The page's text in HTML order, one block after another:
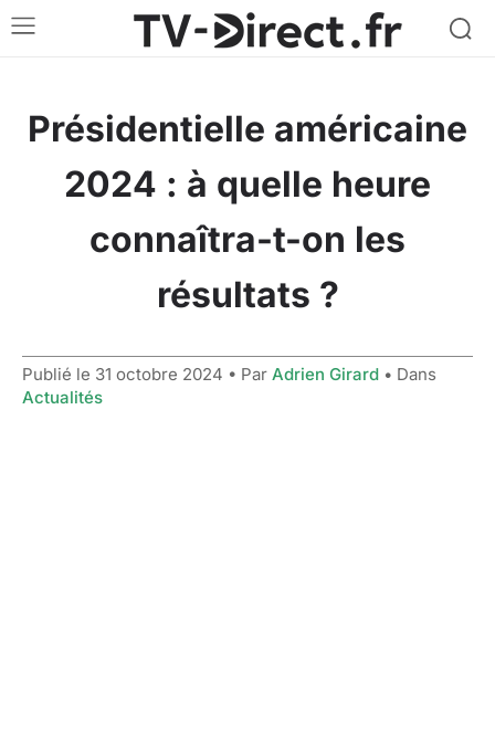
Présidentielle américaine
2024 : à quelle heure
connaîtra-t-on les
résultats ?
Publié le 31 octobre 2024 • Par Adrien Girard • Dans
Actualités